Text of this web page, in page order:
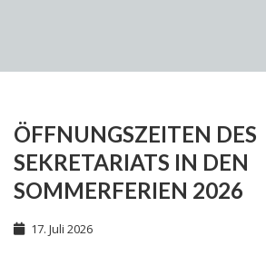
ÖFFNUNGSZEITEN DES
SEKRETARIATS IN DEN
SOMMERFERIEN 2026
17. Juli 2026